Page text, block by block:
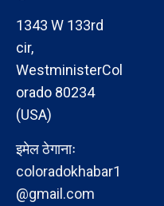
1343 W 133rd
cir,
WestministerCol
orado 80234
(USA)
इमेल ठेगानाः
coloradokhabar1
@gmail.com